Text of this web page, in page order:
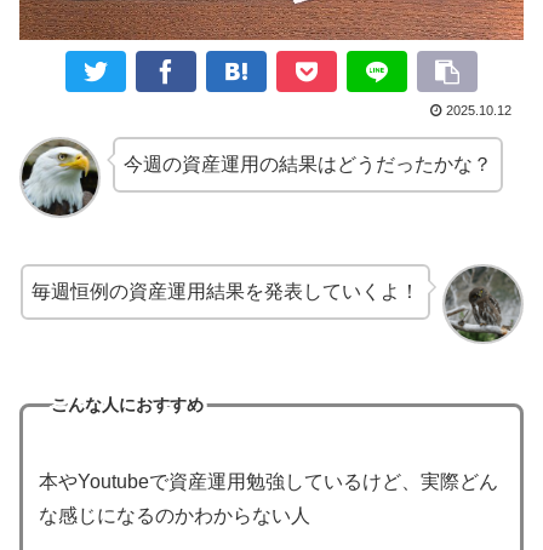
2025.10.12
今週の資産運用の結果はどうだったかな？
毎週恒例の資産運用結果を発表していくよ！
こんな人におすすめ
本やYoutubeで資産運用勉強しているけど、実際どん
な感じになるのかわからない人